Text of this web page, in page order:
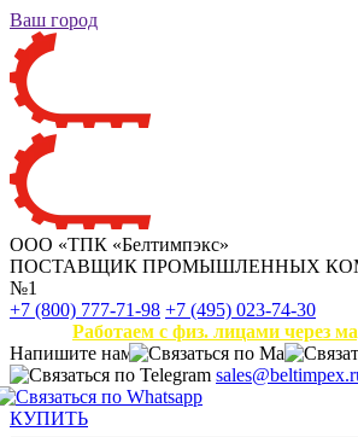
Ваш город
ООО «ТПК «Белтимпэкс»
ПОСТАВЩИК ПРОМЫШЛЕННЫХ
№1
+7 (800) 777-71-98 +7 (495) 023-74-30
Работаем с физ. лицами через
Напишите нам
КУПИТЬ